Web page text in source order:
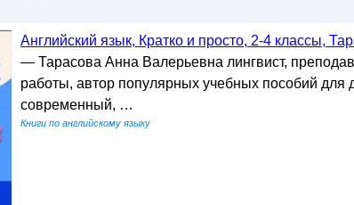
Английский язык, Кратко и просто, 2-4 классы,
— Тарасова Анна Валерьевна лингвист,
работы, автор популярных учебных пособий для
современный, …
Книги по английскому языку